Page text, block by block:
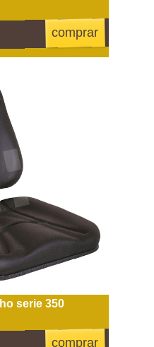
comprar
serie 350
comprar